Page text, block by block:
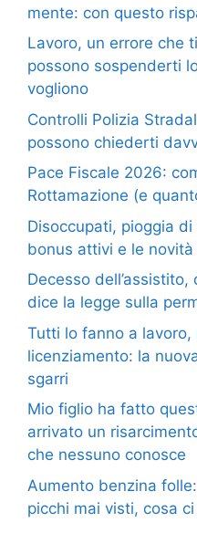
mente: con questo
Lavoro, un errore che
possono sospenderti
vogliono
Controlli Polizia
possono chiederti
Pace Fiscale 2026:
Rottamazione (e
Disoccupati, pioggia
bonus attivi e le
Decesso
dice la legge sulla
Tutti lo fanno a lavoro,
licenziamento: la
sgarri
Mio figlio ha fatto
arrivato un
che nessuno conosce
Aumento benzina
picchi mai visti, cosa